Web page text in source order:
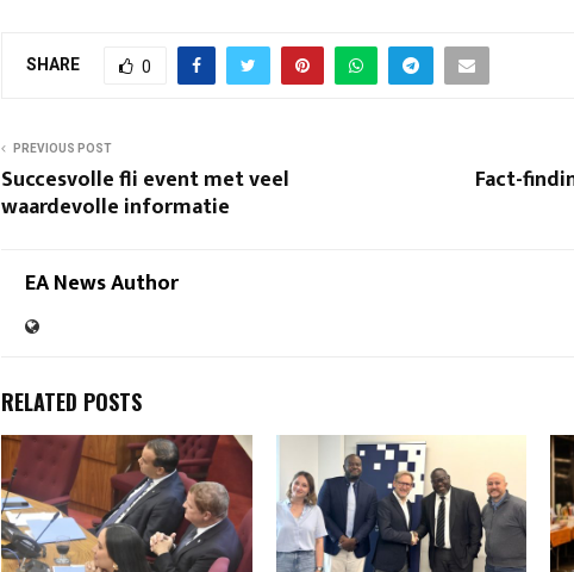
SHARE 0
PREVIOUS POST
Succesvolle fli event met veel
waardevolle informatie
Fact-
EA News Author
RELATED POSTS